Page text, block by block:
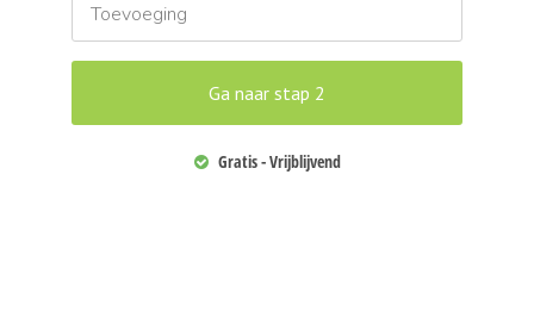
Toevoeging
Gratis - Vrijblijvend